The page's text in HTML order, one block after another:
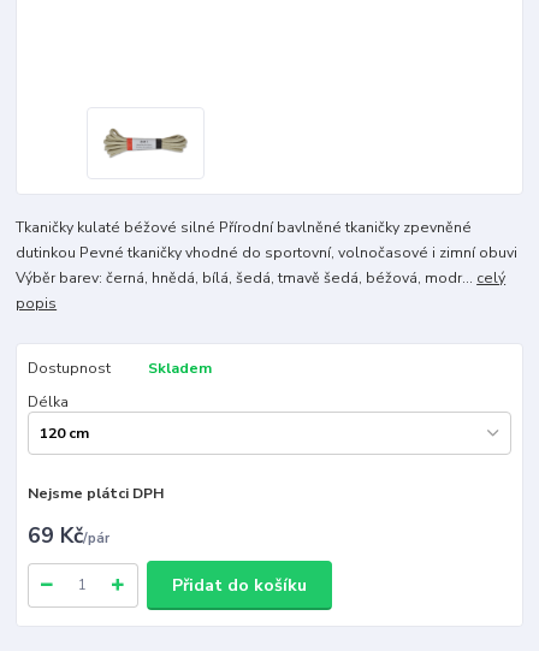
Tkaničky kulaté béžové silné Přírodní bavlněné tkaničky zpevněné
dutinkou Pevné tkaničky vhodné do sportovní, volnočasové i zimní obuvi
Výběr barev: černá, hnědá, bílá, šedá, tmavě šedá, béžová, modr... celý
popis
Dostupnost
Skladem
Délka
Nejsme plátci DPH
69 Kč/pár
Přidat do košíku